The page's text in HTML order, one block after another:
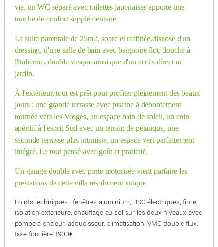
vie, un WC séparé avec toilettes japonaises apporte une
touche de confort supplémentaire.
La suite parentale de 25m2, sobre et raffinée,dispose d'un
dressing, d'une salle de bain avec baignoire îlot, douche à
l'italienne, double vasque ainsi que d'un accès direct au
jardin.
À l'extérieur, tout est prêt pour profiter pleinement des beaux
jours : une grande terrasse avec piscine à débordement
tournée vers les Vosges, un espace bain de soleil, un coin
apéritif à l'esprit Sud avec un terrain de pétanque, une
seconde terrasse plus intimiste, un espace vert parfaitement
intégré. Le tout pensé avec goût et praticité.
Un garage double avec porte motorisée vient parfaire les
prestations de cette villa résolument unique.
Points techniques : fenêtres aluminium, BSO électriques, fibre,
isolation exterieure, chauffage au sol sur les deux niveaux avec
pompe à chaleur, adoucisseur, climatisation, VMC double flux,
taxe foncière 1900€.